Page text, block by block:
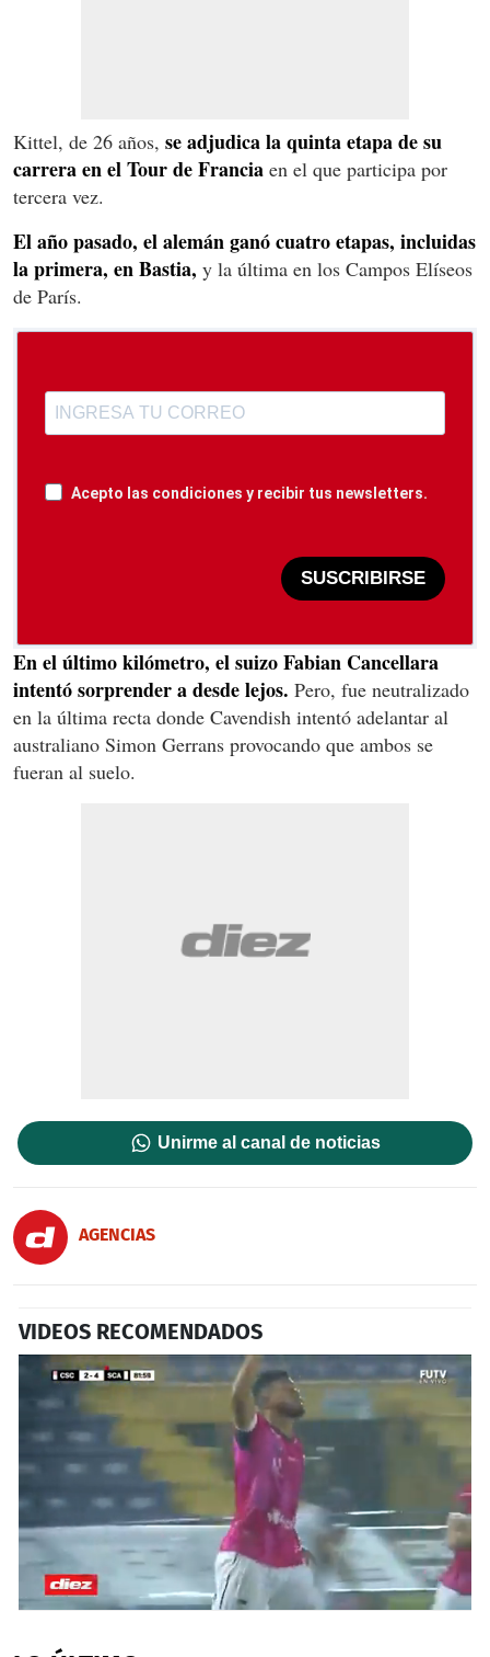
Kittel, de 26 años, se adjudica la quinta etapa de su
carrera en el Tour de Francia en el que participa por
tercera vez.
El año pasado, el alemán ganó cuatro etapas, incluidas
la primera, en Bastia, y la última en los Campos Elíseos
de París.
Acepto las condiciones y recibir tus newsletters.
SUSCRIBIRSE
En el último kilómetro, el suizo Fabian Cancellara
intentó sorprender a desde lejos. Pero, fue neutralizado
en la última recta donde Cavendish intentó adelantar al
australiano Simon Gerrans provocando que ambos se
fueran al suelo.
Unirme al canal de noticias
AGENCIAS
VIDEOS RECOMENDADOS
of